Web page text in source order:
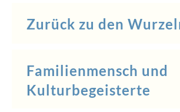
Zurück zu den
Familienmensch und
Kulturbegeisterte